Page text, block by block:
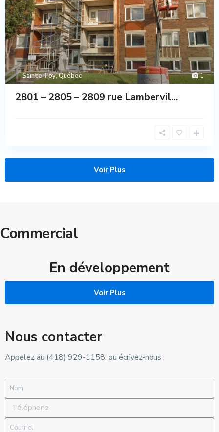
1
Sainte-Foy,Québec
2801 – 2805 – 2809 rue Lambervil...
Voir Plus
Commercial
En développement
Voir Plus
Nous contacter
Appelez au (418) 929-1158, ou écrivez-nous :